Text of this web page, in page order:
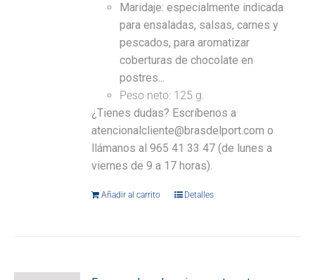
Maridaje: especialmente indicada
para ensaladas, salsas, carnes y
pescados, para aromatizar
coberturas de chocolate en
postres...
Peso neto: 125 g.
¿Tienes dudas? Escríbenos a
atencionalcliente@brasdelport.com o
llámanos al 965 41 33 47 (de lunes a
viernes de 9 a 17 horas).
Añadir al carrito Detalles